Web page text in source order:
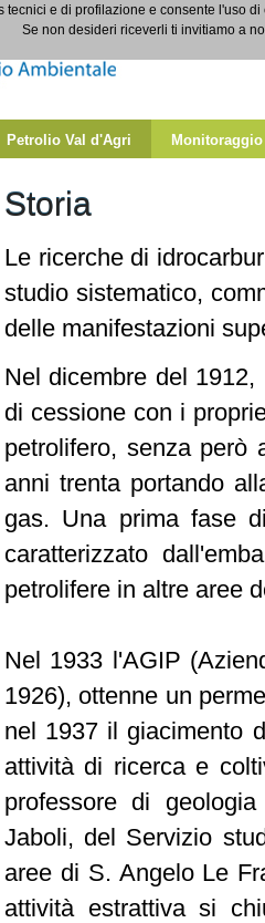
Petrolio Val d'Agri Monitoraggio
Storia
Le ricerche di
studio sistematico,
delle manifestazioni
Nel dicembre del
di cessione con i
petrolifero, senza però
anni trenta portando
gas. Una prima fase
caratterizzato
petrolifere in altre aree
Nel 1933 l'AGIP
1926), ottenne un
nel 1937 il giacimento
attività di ricerca e
professore di
Jaboli, del Servizio
aree di S. Angelo Le
attività estrattiva si
tecnici e di profilazione e consente l'uso
Se non desideri riceverli ti invitiamo a